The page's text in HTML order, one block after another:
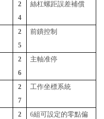
2
4
絲杠螺距誤差補償
2
5
前鐀控制
2
6
主軸准停
2
7
工作坐標系統
2
6組可設定的零點偏